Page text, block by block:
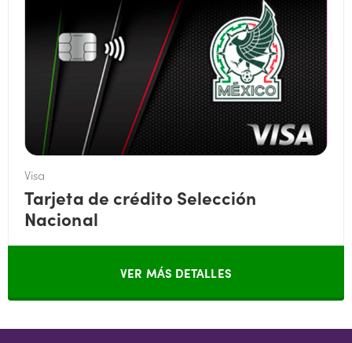
Visa
Tarjeta de crédito Selección
Nacional
VER MÁS DETALLES